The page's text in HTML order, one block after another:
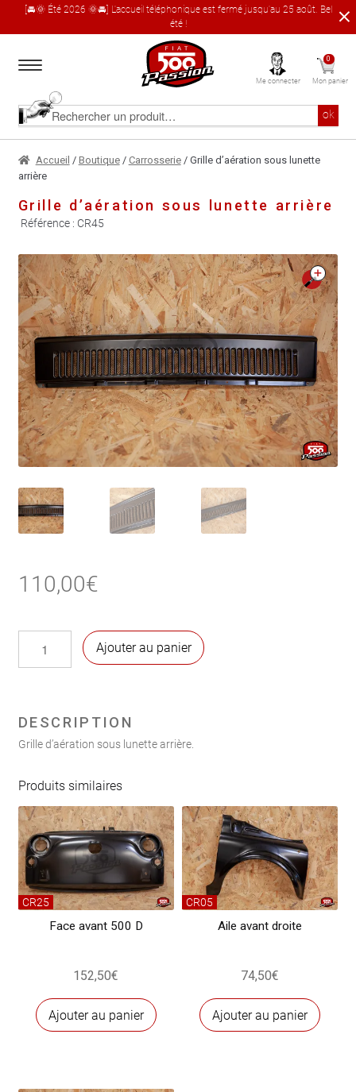
[🚘🌞 Été 2026 🌞🚘] L'accueil téléphonique est fermé jusqu'au 25 août. Bel
été !
à
navigation
au
contenu
Rechercher
produit
ok
Accueil
Le catalogue produit
À propos
Contact
Me connecter
0
Mon panier
Accueil / Boutique/ Carrosserie/ Grille d’aération sous lunette
arrière
Grille d’aération sous lunette arrière
Référence : CR45
🔍
110,00€
sous
lunette
Ajouter au panier
DESCRIPTION
Grille d’aération sous lunette arrière.
Produits similaires
CR25
Face avant 500 D
152,50€
Ajouter au panier
CR05
Aile avant droite
74,50€
Ajouter au panier